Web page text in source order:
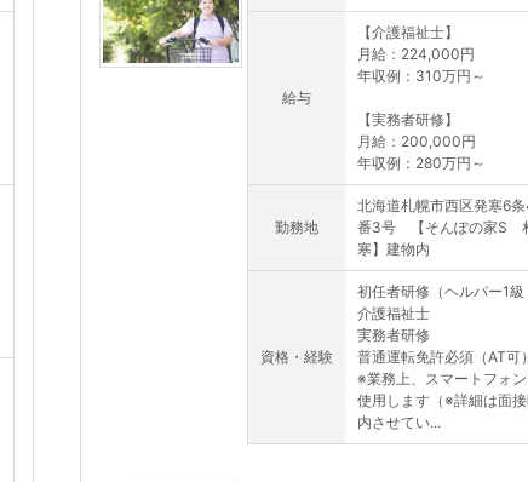
給与
【介護福祉士】
月給：224,000円
年収例：310万円～
【実務者研修】
月給：200,000円
年収例：280万円～
勤務地
北海道札幌市西区発寒6
番3号 【そんぽの家S
寒】建物内
資格・経験
初任者研修（ヘルパー1級
介護福祉士
実務者研修
普通運転免許必須（AT可）
※業務上、スマートフォ
使用します（※詳細は面
内させてい...